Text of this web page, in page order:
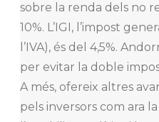
sobre la renda dels no
10%. L’IGI, l’impost
l’IVA), és del 4,5%.
per evitar la doble
A més, ofereix altres
pels inversors com ara